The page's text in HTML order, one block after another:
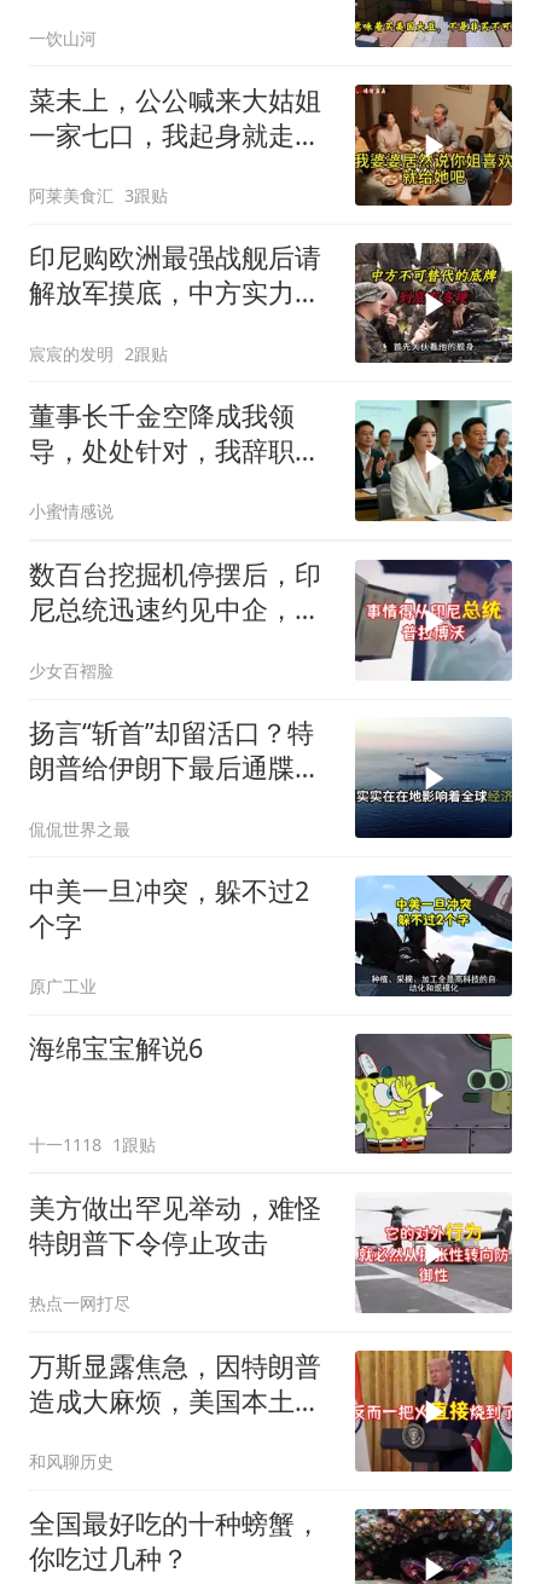
一饮山河
菜未上，公公喊来大姑姐
一家七口，我起身就走，
阿莱美食汇 3跟贴
印尼购欧洲最强战舰后请
解放军摸底，中方实力几
宸宸的发明 2跟贴
董事长千金空降成我领
导，处处针对，我辞职
小蜜情感说
数百台挖掘机停摆后，印
尼总统迅速约见中企，试
少女百褶脸
扬言“斩首”却留活口？特
朗普给伊朗下最后通牒，
侃侃世界之最
中美一旦冲突，躲不过2
个字
原广工业
海绵宝宝解说6
十一1118 1跟贴
美方做出罕见举动，难怪
特朗普下令停止攻击
热点一网打尽
万斯显露焦急，因特朗普
造成大麻烦，美国本土有
和风聊历史
全国最好吃的十种螃蟹，
你吃过几种？